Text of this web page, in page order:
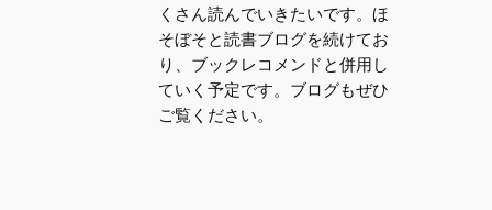
くさん読んでいきたいです。ほ
そぼそと読書ブログを続けてお
り、ブックレコメンドと併用し
ていく予定です。ブログもぜひ
ご覧ください。